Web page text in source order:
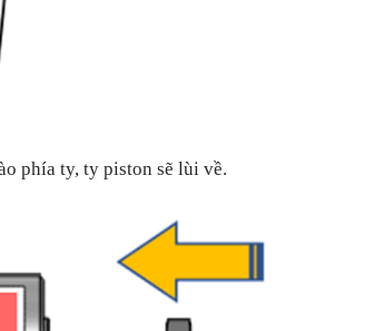
phía ty, ty piston sẽ lùi về.